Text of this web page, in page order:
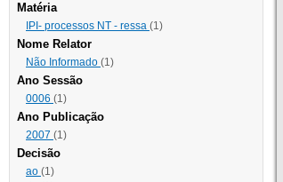
Matéria
IPI- processos NT - ressa (1)
Nome Relator
Não Informado (1)
Ano Sessão
0006 (1)
Ano Publicação
2007 (1)
Decisão
ao (1)